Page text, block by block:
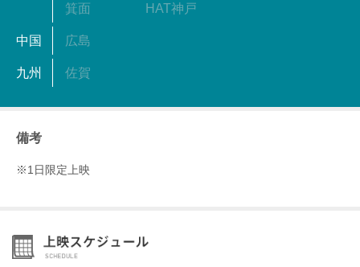
箕面 HAT神戸
中国 広島
九州 佐賀
備考
※1日限定上映